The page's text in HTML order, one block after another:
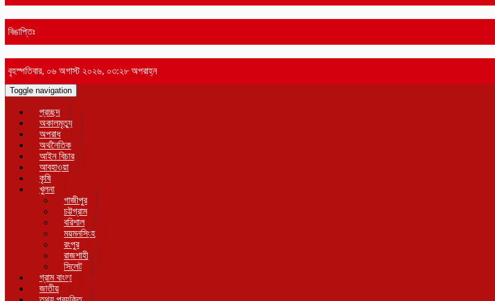
বিঙাপ্তিঃ
বৃহস্পতিবার, ০৬ অগাস্ট ২০২৬, ০৩:২৮ অপরাহ্ন
Toggle navigation
প্রচ্ছদ
অকালমৃত্যু
অপরাধ
অর্থনৈতিক
আইন বিচার
আবহাওয়া
কৃষি
খুলনা
গাজীপুর
চট্টগ্রাম
বরিশাল
ময়মনসিংহ
রংপুর
রাজশাহী
সিলেট
গ্রাম বাংলা
জাতীয়